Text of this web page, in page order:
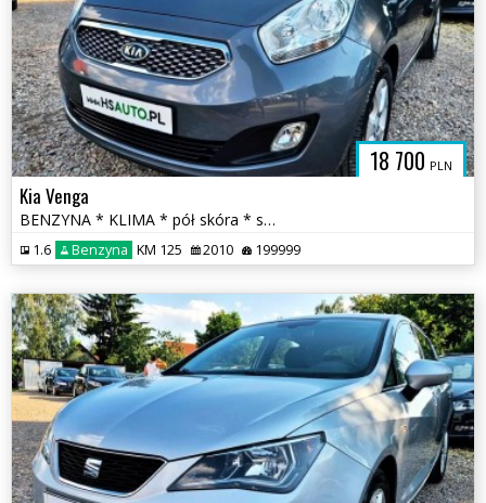
18 700 PLN
Kia Venga
BENZYNA * KLIMA * pół skóra * super * okazja * POLECAMY
1.6 Benzyna KM 125 2010 199999